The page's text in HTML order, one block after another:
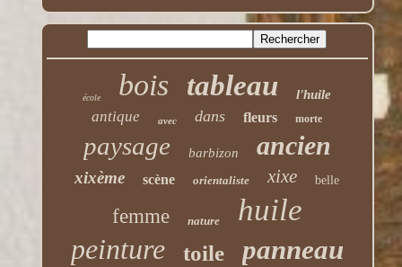
école bois tableau l'huile
antique avec dans fleurs morte
paysage barbizon ancien
xixème scène orientaliste xixe belle
femme nature huile
peinture toile panneau